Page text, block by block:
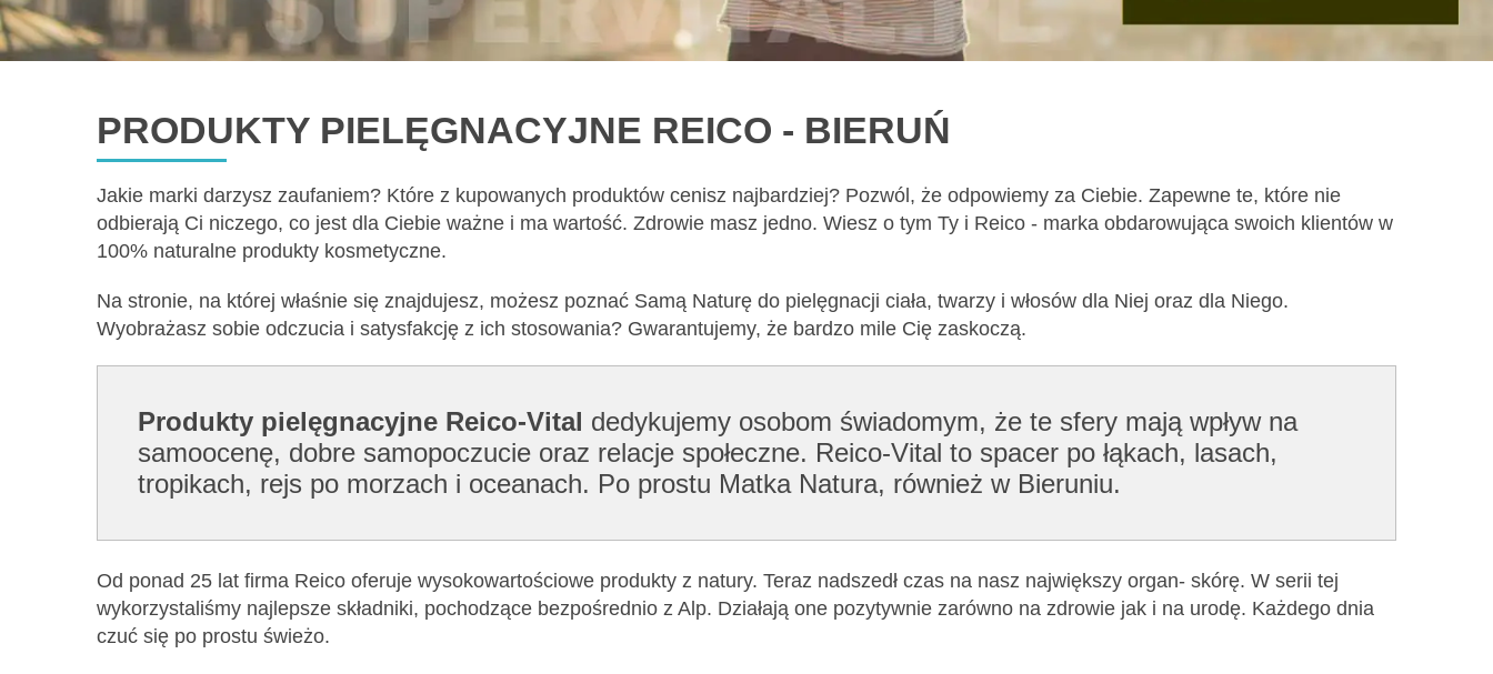
PRODUKTY PIELĘGNACYJNE REICO - BIERUŃ
Jakie marki darzysz zaufaniem? Które z kupowanych produktów cenisz najbardziej? Pozwól, że odpowiemy za Ciebie. Zapewne te, które nie
odbierają Ci niczego, co jest dla Ciebie ważne i ma wartość. Zdrowie masz jedno. Wiesz o tym Ty i Reico - marka obdarowująca swoich klientów w
100% naturalne produkty kosmetyczne.
Na stronie, na której właśnie się znajdujesz, możesz poznać Samą Naturę do pielęgnacji ciała, twarzy i włosów dla Niej oraz dla Niego.
Wyobrażasz sobie odczucia i satysfakcję z ich stosowania? Gwarantujemy, że bardzo mile Cię zaskoczą.
Produkty pielęgnacyjne Reico-Vital dedykujemy osobom świadomym, że te sfery mają wpływ na
samoocenę, dobre samopoczucie oraz relacje społeczne. Reico-Vital to spacer po łąkach, lasach,
tropikach, rejs po morzach i oceanach. Po prostu Matka Natura, również w Bieruniu.
Od ponad 25 lat firma Reico oferuje wysokowartościowe produkty z natury. Teraz nadszedł czas na nasz największy organ- skórę. W serii tej
wykorzystaliśmy najlepsze składniki, pochodzące bezpośrednio z Alp. Działają one pozytywnie zarówno na zdrowie jak i na urodę. Każdego dnia
czuć się po prostu świeżo.